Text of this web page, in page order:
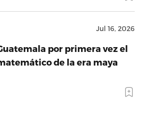
Jul 16, 2026
por primera vez el
de la era maya